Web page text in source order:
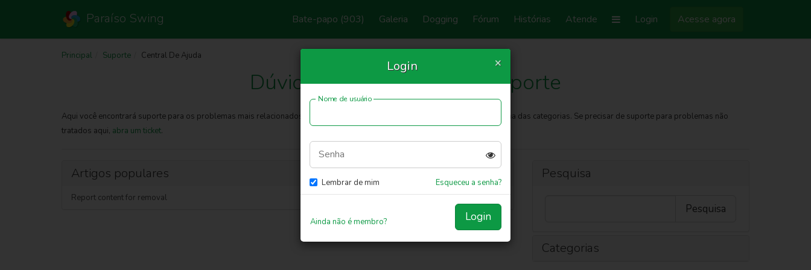
Paraíso Swing Bate-papo (903) Galeria Dogging Fórum Histórias Atende Login Acesse agora
Principal Suporte Central De Ajuda
Dúvidas mais comuns do suporte
Aqui você encontrará suporte para os problemas mais relacionados ao site. Use o recurso de pesquisa abaixo ou selecione uma das categorias. Se precisar de suporte para problemas não
tratados aqui, abra um ticket.
Artigos populares
Report content for removal
Pesquisa
Categorias
×
Login
Nome de usuário
Senha
Lembrar de mim Esqueceu a senha?
Ainda não é membro? Login